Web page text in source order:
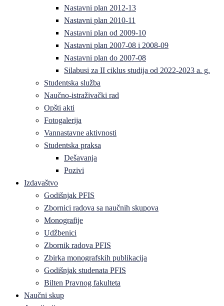
Nastavni plan 2012-13
Nastavni plan 2010-11
Nastavni plan od 2009-10
Nastavni plan 2007-08 i 2008-09
Nastavni plan do 2007-08
Silabusi za II ciklus studija od 2022-2023 a. g.
Studentska služba
Naučno-istraživački rad
Opšti akti
Fotogalerija
Vannastavne aktivnosti
Studentska praksa
Dešavanja
Pozivi
Izdavaštvo
Godišnjak PFIS
Zbornici radova sa naučnih skupova
Monografije
Udžbenici
Zbornik radova PFIS
Zbirka monografskih publikacija
Godišnjak studenata PFIS
Bilten Pravnog fakulteta
Naučni skup